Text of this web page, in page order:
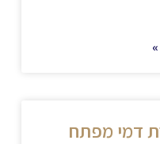
דמי מפתח